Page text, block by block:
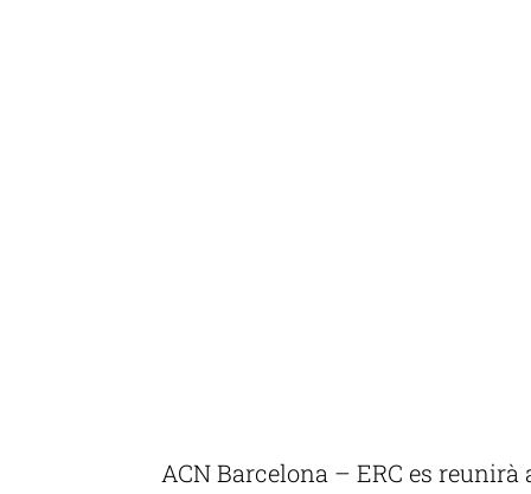
ACN Barcelona – ERC es